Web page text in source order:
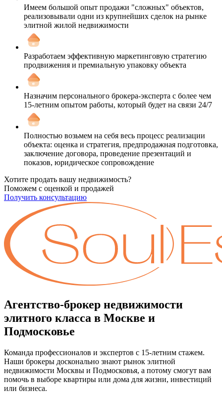
Имеем большой опыт продажи "сложных" объектов,
реализовывали одни из крупнейших сделок на рынке
элитной жилой недвижимости
Разработаем эффективную маркетинговую стратегию
продвижения и премиальную упаковку объекта
Назначим персонального брокера-эксперта с более чем
15-летним опытом работы, который будет на связи 24/7
Полностью возьмем на себя весь процесс реализации
объекта: оценка и стратегия, предпродажная подготовка,
заключение договора, проведение презентаций и
показов, юридическое сопровождение
Хотите продать вашу недвижимость?
Поможем с оценкой и продажей
Получить консультацию
Агентство-брокер недвижимости
элитного класса в Москве и
Подмосковье
Команда профессионалов и экспертов с 15-летним стажем.
Наши брокеры досконально знают рынок элитной
недвижимости Москвы и Подмосковья, а потому смогут вам
помочь в выборе квартиры или дома для жизни, инвестиций
или бизнеса.